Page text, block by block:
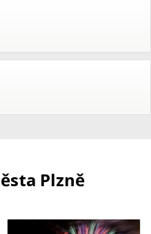
Plzně